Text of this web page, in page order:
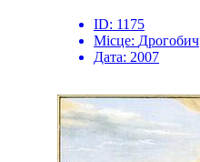
ID: 1175
Місце: Дрогобич
Дата: 2007